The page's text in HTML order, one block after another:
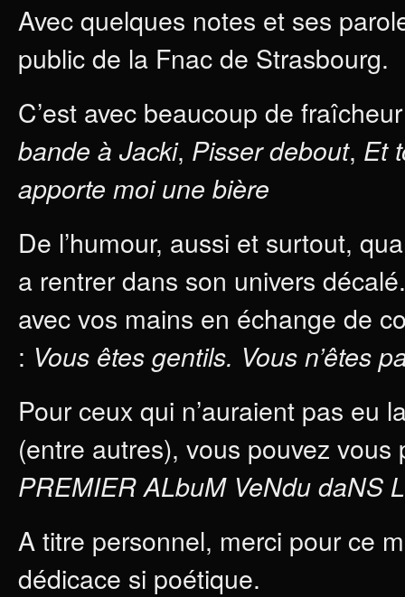
Avec quelques notes et ses
public de la Fnac de Strasbourg.
C’est avec beaucoup de
bande à Jacki, Pisser debout, Et
apporte moi une bière
De l’humour, aussi et surtout,
a rentrer dans son univers
avec vos mains en échange de
: Vous êtes gentils. Vous n’êtes
Pour ceux qui n’auraient pas eu
(entre autres), vous pouvez
PREMIER ALbuM VeNdu daNS
A titre personnel, merci pour ce
dédicace si poétique.